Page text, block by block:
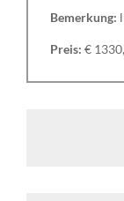
Bemerkung:
Preis: €